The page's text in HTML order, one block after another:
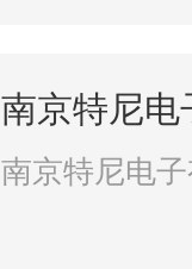
南京特尼电
南京特尼电